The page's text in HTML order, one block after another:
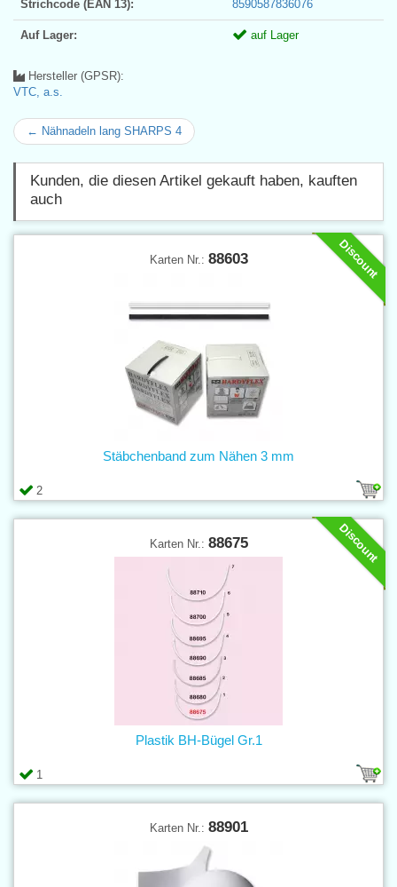
Strichcode (EAN 13): 8590587836076
Auf Lager: auf Lager
Hersteller (GPSR):
VTC, a.s.
← Nähnadeln lang SHARPS 4
Kunden, die diesen Artikel gekauft haben, kauften
auch
Discount
Karten Nr.: 88603
2
Stäbchenband zum Nähen 3 mm
Discount
Karten Nr.: 88675
1
Plastik BH-Bügel Gr.1
Karten Nr.: 88901